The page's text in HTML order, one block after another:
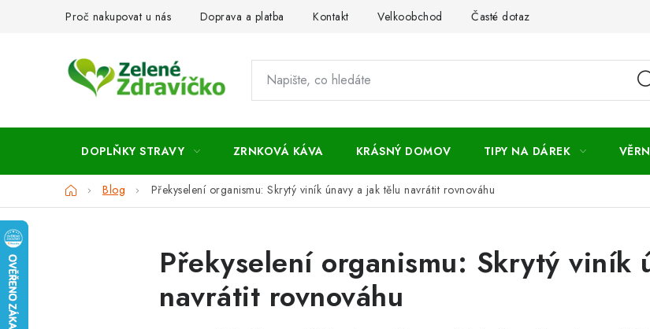
Proč nakupovat u nás Doprava a platba Kontakt Velkoobchod Časté dotazy
DOPLŇKY STRAVY ZRNKOVÁ KÁVA KRÁSNÝ DOMOV TIPY NA DÁREK
DomůBlog Překyselení organismu: Skrytý viník únavy a jak tělu navrátit rovnováhu
Překyselení organismu: Skrytý viník
navrátit rovnováhu